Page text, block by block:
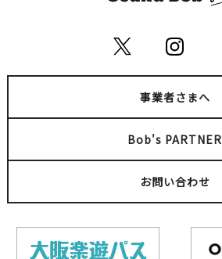
事業者さまへ
Bob's PARTNER
お問い合わせ